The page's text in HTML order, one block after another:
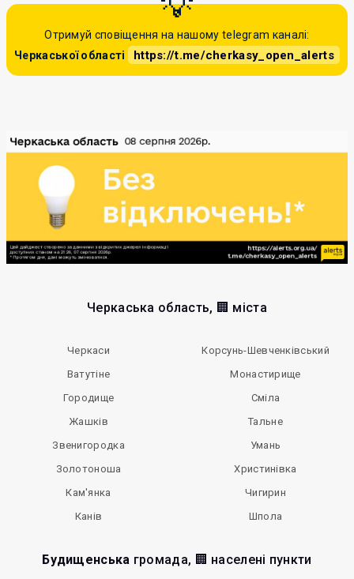
Отримуй сповіщення на нашому telegram каналі:
Черкаської області
https://t.me/cherkasy_open_alerts
Черкаська область, 🏢 міста
Черкаси
Ватутіне
Городище
Жашків
Звенигородка
Золотоноша
Кам'янка
Канів
Корсунь-Шевченківський
Монастирище
Сміла
Тальне
Умань
Христинівка
Чигирин
Шпола
Будищенська громада, 🏢 населені пункти